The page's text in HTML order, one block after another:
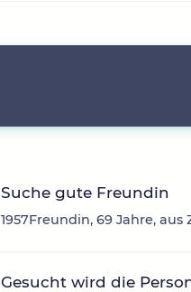
Suche gute Freundin
1957Freundin, 69 Jahre, aus
Gesucht wird die